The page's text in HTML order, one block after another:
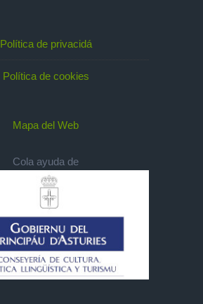
Política de privacidá
Política de cookies
Mapa del Web
Cola ayuda de